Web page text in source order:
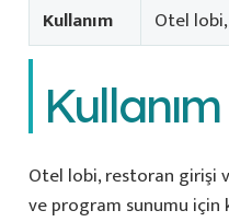
Kullanım
Otel
Otel lobi, restoran girişi
ve program sunumu için